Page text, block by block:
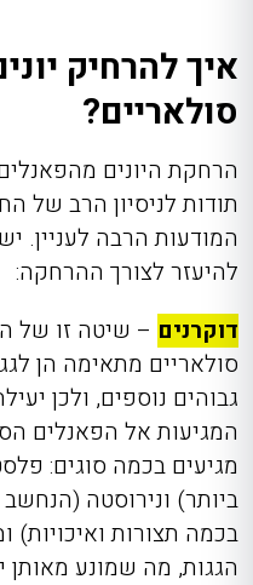
איך להרחיק
סולאריים?
הרחקת היונים
תודות לניסיון הרב של
המודעות הרבה לעניין.
להיעזר לצורך ההרחקה:
דוקרנים – שיטה זו של
סולאריים מתאימה הן
גבוהים נוספים, ולכן
המגיעות אל הפאנלים
מגיעים בכמה סוגים:
ביותר) ונירוסטה
בכמה תצורות ואיכויות)
הגגות, מה שמונע מאותן